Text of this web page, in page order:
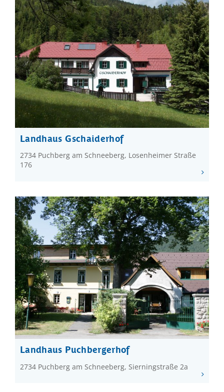
Landhaus Gschaiderhof
2734 Puchberg am Schneeberg, Losenheimer Straße
176
Landhaus Puchbergerhof
2734 Puchberg am Schneeberg, Sierningstraße 2a